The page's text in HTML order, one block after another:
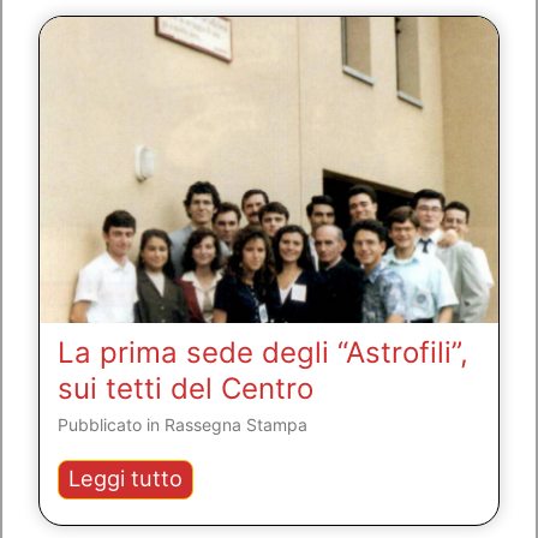
astrofisica
in
compagnia
(INAF)
La prima sede degli “Astrofili”,
sui tetti del Centro
Pubblicato in Rassegna Stampa
Leggi tutto La
prima